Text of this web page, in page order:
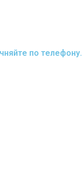
по телефону.